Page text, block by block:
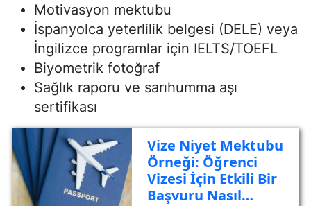
Motivasyon mektubu
İspanyolca yeterlilik belgesi (DELE) veya
İngilizce programlar için IELTS/TOEFL
Biyometrik fotoğraf
Sağlık raporu ve sarıhumma aşı
sertifikası
Vize Niyet Mektubu
Örneği: Öğrenci
Vizesi İçin Etkili Bir
Başvuru Nasıl